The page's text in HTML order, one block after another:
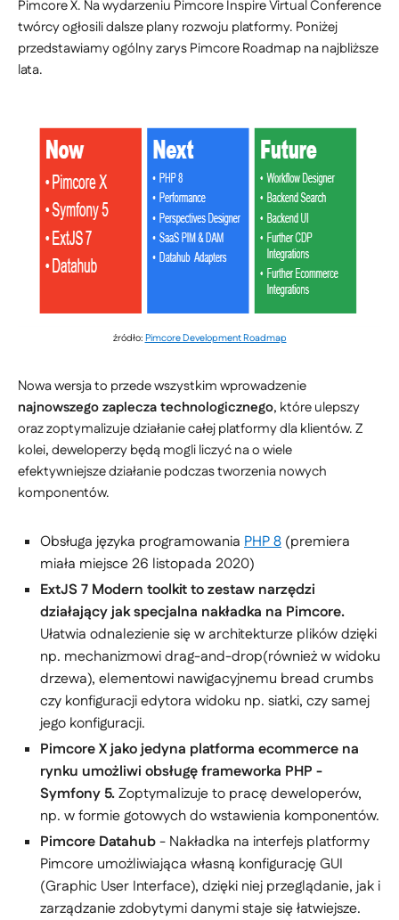
Pimcore X. Na wydarzeniu Pimcore Inspire Virtual Conference
twórcy ogłosili dalsze plany rozwoju platformy. Poniżej
przedstawiamy ogólny zarys Pimcore Roadmap na najbliższe
lata.
źródło:Pimcore Development Roadmap
Nowa wersja to przede wszystkim wprowadzenie
najnowszego zaplecza technologicznego, które ulepszy
oraz zoptymalizuje działanie całej platformy dla klientów. Z
kolei, deweloperzy będą mogli liczyć na o wiele
efektywniejsze działanie podczas tworzenia nowych
komponentów.
Obsługa języka programowania PHP 8 (premiera
miała miejsce 26 listopada 2020)
ExtJS 7 Modern toolkit to zestaw narzędzi
działający jak specjalna nakładka na Pimcore.
Ułatwia odnalezienie się w architekturze plików dzięki
np. mechanizmowi drag-and-drop(również w widoku
drzewa), elementowi nawigacyjnemu bread crumbs
czy konfiguracji edytora widoku np. siatki, czy samej
jego konfiguracji.
Pimcore X jako jedyna platforma ecommerce na
rynku umożliwi obsługę frameworka PHP -
Symfony 5.Zoptymalizuje to pracę deweloperów,
np. w formie gotowych do wstawienia komponentów.
Pimcore Datahub- Nakładka na interfejs platformy
Pimcore umożliwiająca własną konfigurację GUI
(Graphic User Interface), dzięki niej przeglądanie, jak i
zarządzanie zdobytymi danymi staje się łatwiejsze.